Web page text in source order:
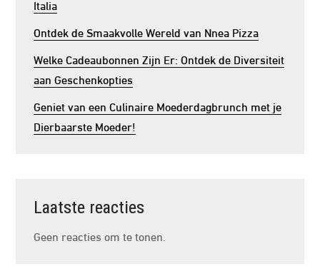
Italia
Ontdek de Smaakvolle Wereld van Nnea Pizza
Welke Cadeaubonnen Zijn Er: Ontdek de Diversiteit
aan Geschenkopties
Geniet van een Culinaire Moederdagbrunch met je
Dierbaarste Moeder!
Laatste reacties
Geen reacties om te tonen.